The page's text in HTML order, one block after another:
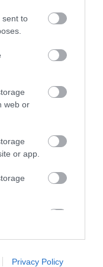
sent to
web or
or app.
and other
Privacy Policy
•